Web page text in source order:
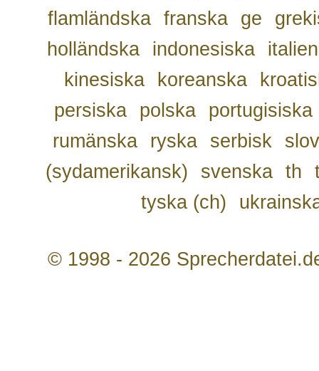
flamländska franska ge
holländska
indonesiska
kinesiska
koreanska
persiska
polska
portugisiska
rumänska
ryska serbisk
(sydamerikansk)
svenska th
tyska (ch)
© 1998 - 2026